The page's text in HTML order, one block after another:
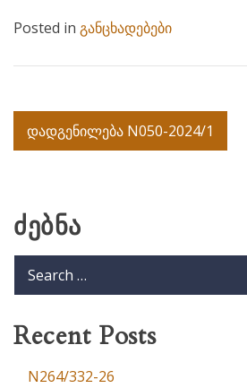
Posted in განცხადებები
Post
navigation
დადგენილება N050-2024/1
ძებნა
Recent Posts
N264/332-26